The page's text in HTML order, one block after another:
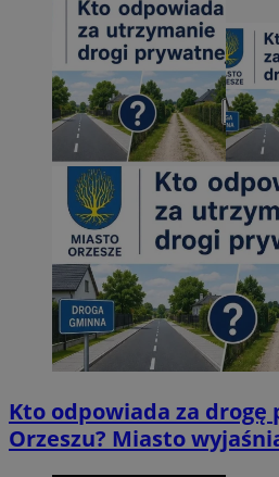
Kto odpowiada za
Orzeszu? Miasto